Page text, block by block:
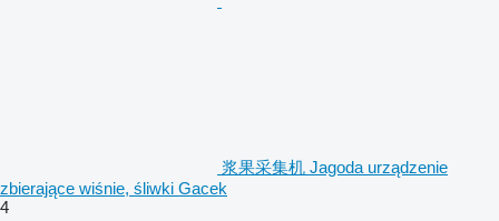
浆果采集机 Jagoda urządzenie
zbierające wiśnie, śliwki Gacek
4